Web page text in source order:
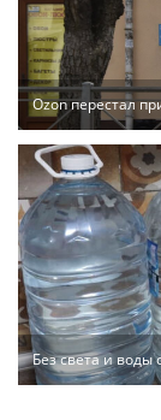
Ozon перестал
Без света и